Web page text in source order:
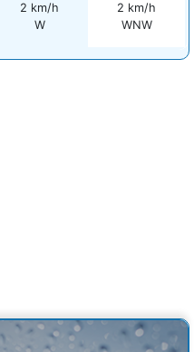
2 km/h
W
2 km/h
WNW